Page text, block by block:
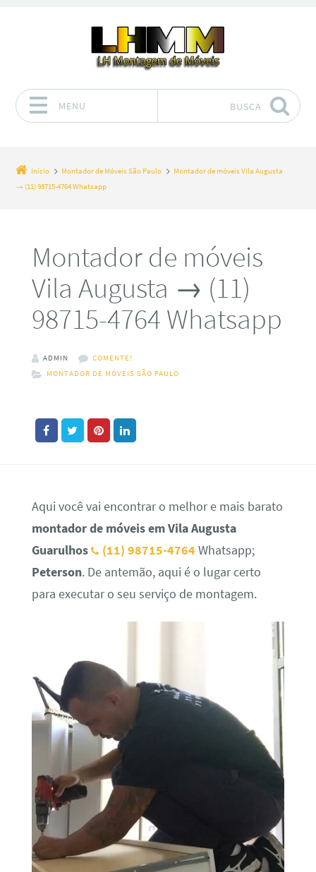
MENU BUSCA
Início Montador de Móveis São Paulo
Montador de móveis Vila Augusta
→ (11) 98715-4764 Whatsapp
Montador de móveis
Vila Augusta → (11)
98715-4764 Whatsapp
ADMIN
COMENTE!
MONTADOR DE MÓVEIS SÃO PAULO
Aqui você vai encontrar o melhor e mais barato
montador de móveis em Vila Augusta
Guarulhos
(11) 98715-4764 Whatsapp;
Peterson. De antemão, aqui é o lugar certo
para executar o seu serviço de montagem.